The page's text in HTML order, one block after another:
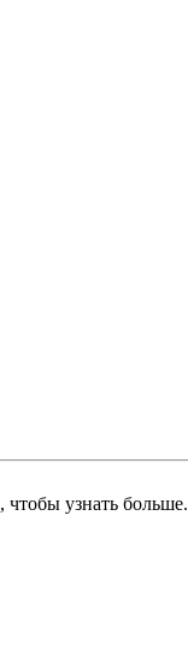
, чтобы узнать больше.